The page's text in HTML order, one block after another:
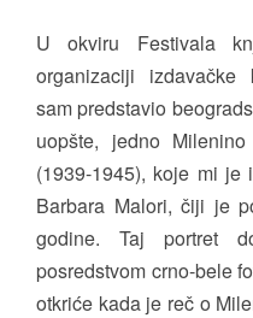
U okviru Festivala
organizaciji izdavačke
sam predstavio
uopšte, jedno
(1939-1945), koje mi
Barbara Malori, čiji je
godine. Taj portret
posredstvom crno-bele
otkriće kada je reč o